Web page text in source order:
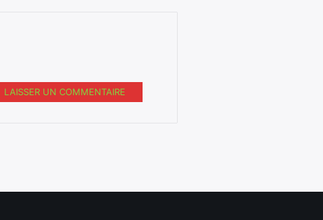
LAISSER UN COMMENTAIRE